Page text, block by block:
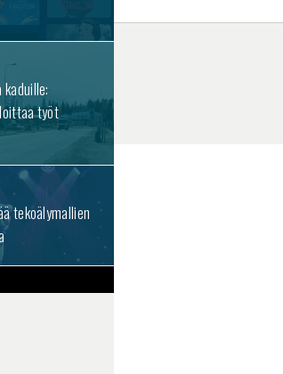
työt
tekoälymallien